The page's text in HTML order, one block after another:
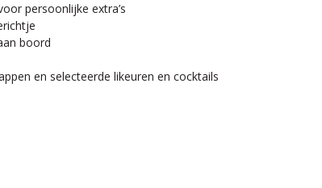
persoonlijke extra’s
boord
en selecteerde likeuren en cocktails